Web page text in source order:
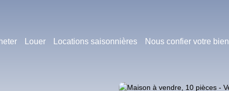
Louer Locations saisonnières Nous confier votre bien